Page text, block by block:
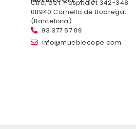
Ctra. de l´Hospitalet 342-348
08940 Cornella de Llobregat
(Barcelona)
93 377 57 09
info@mueblecope.com